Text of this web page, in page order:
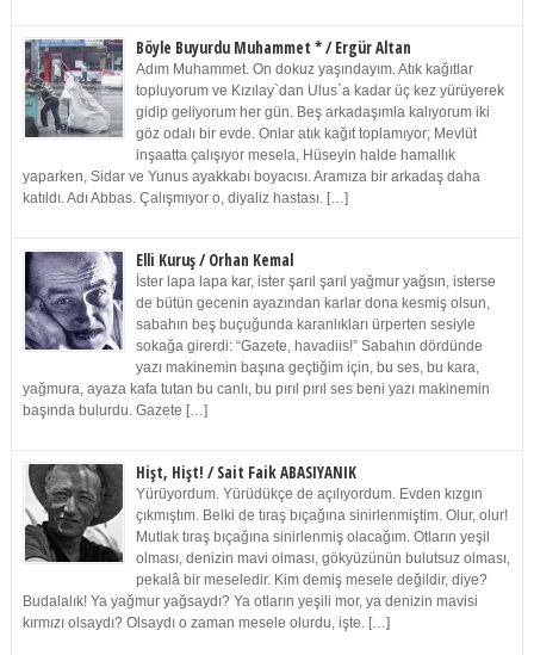
Böyle Buyurdu Muhammet * / Ergür Altan
Adım Muhammet. On dokuz yaşındayım. Atık kağıtlar
topluyorum ve Kızılay`dan Ulus`a kadar üç kez yürüyerek
gidip geliyorum her gün. Beş arkadaşımla kalıyorum iki
göz odalı bir evde. Onlar atık kağıt toplamıyor; Mevlüt
inşaatta çalışıyor mesela, Hüseyin halde hamallık
yaparken, Sidar ve Yunus ayakkabı boyacısı. Aramıza bir arkadaş daha
katıldı. Adı Abbas. Çalışmıyor o, diyaliz hastası. […]
Elli Kuruş / Orhan Kemal
İster lapa lapa kar, ister şarıl şarıl yağmur yağsın, isterse
de bütün gecenin ayazından karlar dona kesmiş olsun,
sabahın beş buçuğunda karanlıkları ürperten sesiyle
sokağa girerdi: “Gazete, havadiis!” Sabahın dördünde
yazı makinemin başına geçtiğim için, bu ses, bu kara,
yağmura, ayaza kafa tutan bu canlı, bu pırıl pırıl ses beni yazı makinemin
başında bulurdu. Gazete […]
Hişt, Hişt! / Sait Faik ABASIYANIK
Yürüyordum. Yürüdükçe de açılıyordum. Evden kızgın
çıkmıştım. Belki de tıraş bıçağına sinirlenmiştim. Olur, olur!
Mutlak tıraş bıçağına sinirlenmiş olacağım. Otların yeşil
olması, denizin mavi olması, gökyüzünün bulutsuz olması,
pekalâ bir meseledir. Kim demiş mesele değildir, diye?
Budalalık! Ya yağmur yağsaydı? Ya otların yeşili mor, ya denizin mavisi
kırmızı olsaydı? Olsaydı o zaman mesele olurdu, işte. […]